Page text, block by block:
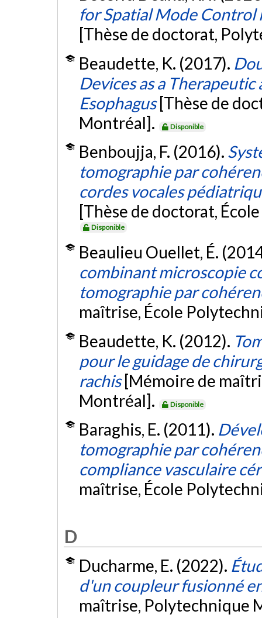
for Spatial Mode Control
[Thèse de doctorat,
Beaudette, K. (2017).
Devices as a
Esophagus [Thèse de
Montréal].
Disponible
Benboujja, F. (2016).
tomographie par
cordes vocales
[Thèse de doctorat,
Disponible
Beaulieu Ouellet, É.
combinant microscopie
tomographie par
maîtrise, École
Beaudette, K. (2012).
pour le guidage de
rachis [Mémoire de
Montréal].
Disponible
Baraghis, E. (2011).
tomographie par
compliance vasculaire
maîtrise, École
D
Ducharme, E. (2022).
d'un coupleur fusionné
maîtrise, Polytechnique